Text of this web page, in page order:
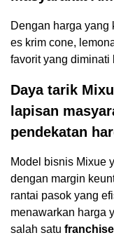
Dengan harga yang
es krim cone,
favorit yang diminati
Daya tarik
lapisan
pendekatan
Model bisnis Mixue
dengan margin
rantai pasok yang
menawarkan harga
salah satu